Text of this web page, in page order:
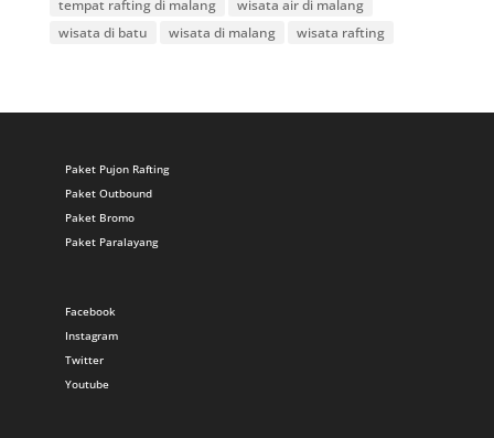
tempat rafting di malang
wisata air di malang
wisata di batu
wisata di malang wisata rafting
Paket Pujon Rafting
Paket Outbound
Paket Bromo
Paket Paralayang
Facebook
Instagram
Twitter
Youtube